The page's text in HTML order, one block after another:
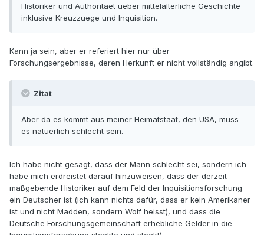
Historiker und Authoritaet ueber mittelalterliche Geschichte
inklusive Kreuzzuege und Inquisition.
Kann ja sein, aber er referiert hier nur über
Forschungsergebnisse, deren Herkunft er nicht vollständig angibt.
Zitat
Aber da es kommt aus meiner Heimatstaat, den USA, muss
es natuerlich schlecht sein.
Ich habe nicht gesagt, dass der Mann schlecht sei, sondern ich
habe mich erdreistet darauf hinzuweisen, dass der derzeit
maßgebende Historiker auf dem Feld der Inquisitionsforschung
ein Deutscher ist (ich kann nichts dafür, dass er kein Amerikaner
ist und nicht Madden, sondern Wolf heisst), und dass die
Deutsche Forschungsgemeinschaft erhebliche Gelder in die